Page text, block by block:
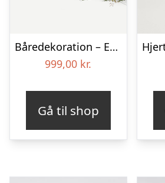
Båredekoration – Et farverigt farvel
999,00 kr.
Gå til shop